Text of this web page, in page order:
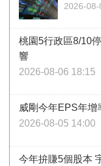
2026-
桃園5行政區8/10
響
2026-08-06 18:15
威剛今年EPS年增
2026-08-05 14:00
今年拚賺5個股本